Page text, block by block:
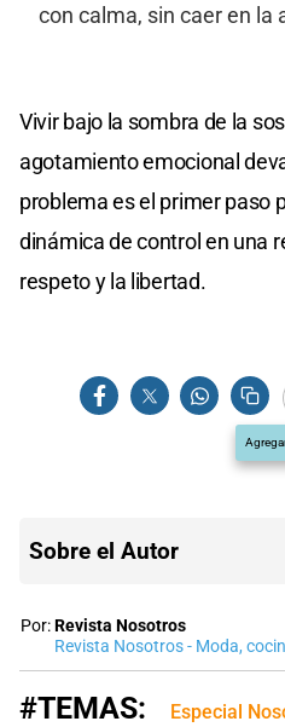
con calma, sin caer en la
Vivir bajo la sombra de la
agotamiento emocional
problema es el primer paso
dinámica de control en una
respeto y la libertad.
Sobre el Autor
Por:Revista Nosotros
Revista Nosotros - Moda,
#TEMAS: Especial